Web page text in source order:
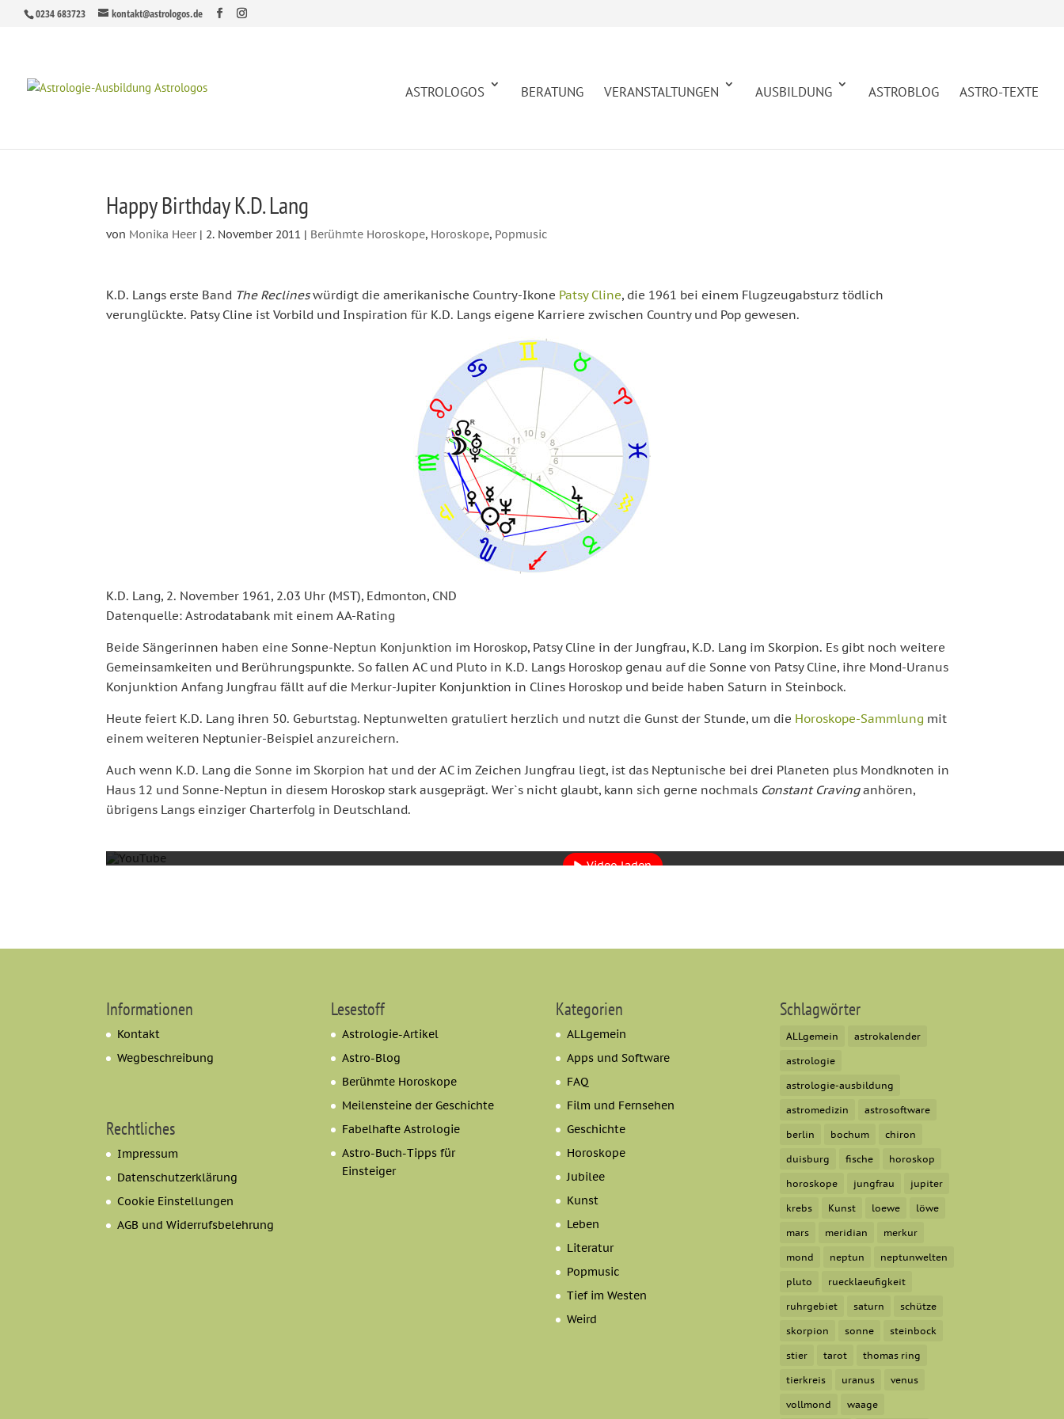
0234 683723 kontakt@astrologos.de
ASTROLOGOS BERATUNG VERANSTALTUNGEN AUSBILDUNG ASTROBLOG ASTRO-TEXTE
Happy Birthday K.D. Lang
von Monika Heer| 2. November 2011 | Berühmte Horoskope, Horoskope, Popmusic
K.D. Langs erste Band The Reclineswürdigt die amerikanische Country-Ikone Patsy Cline, die 1961 bei einem Flugzeugabsturz tödlich
verunglückte. Patsy Cline ist Vorbild und Inspiration für K.D. Langs eigene Karriere zwischen Country und Pop gewesen.
K.D. Lang, 2. November 1961, 2.03 Uhr (MST), Edmonton, CND
Datenquelle: Astrodatabank mit einem AA-Rating
Beide Sängerinnen haben eine Sonne-Neptun Konjunktion im Horoskop, Patsy Cline in der Jungfrau, K.D. Lang im Skorpion. Es gibt noch weitere
Gemeinsamkeiten und Berührungspunkte. So fallen AC und Pluto in K.D. Langs Horoskop genau auf die Sonne von Patsy Cline, ihre Mond-Uranus
Konjunktion Anfang Jungfrau fällt auf die Merkur-Jupiter Konjunktion in Clines Horoskop und beide haben Saturn in Steinbock.
Heute feiert K.D. Lang ihren 50. Geburtstag. Neptunwelten gratuliert herzlich und nutzt die Gunst der Stunde, um die Horoskope-Sammlung mit
einem weiteren Neptunier-Beispiel anzureichern.
Auch wenn K.D. Lang die Sonne im Skorpion hat und der AC im Zeichen Jungfrau liegt, ist das Neptunische bei drei Planeten plus Mondknoten in
Haus 12 und Sonne-Neptun in diesem Horoskop stark ausgeprägt. Wer`s nicht glaubt, kann sich gerne nochmals Constant Cravinganhören,
übrigens Langs einziger Charterfolg in Deutschland.
Video laden
Informationen
Kontakt
Wegbeschreibung
Rechtliches
Impressum
Datenschutzerklärung
Cookie Einstellungen
AGB und Widerrufsbelehrung
Lesestoff
Astrologie-Artikel
Astro-Blog
Berühmte Horoskope
Meilensteine der Geschichte
Fabelhafte Astrologie
Astro-Buch-Tipps für
Einsteiger
Kategorien
ALLgemein
Apps und Software
FAQ
Film und Fernsehen
Geschichte
Horoskope
Jubilee
Kunst
Leben
Literatur
Popmusic
Tief im Westen
Weird
Schlagwörter
ALLgemein astrokalender
astrologie
astrologie-ausbildung
astromedizin astrosoftware
berlin bochum chiron
duisburg fische horoskop
horoskope jungfrau jupiter
krebs Kunst loewe löwe
mars meridian merkur
mond neptun neptunwelten
pluto ruecklaeufigkeit
ruhrgebiet saturn schütze
skorpion sonne steinbock
stier tarot thomas ring
tierkreis uranus venus
vollmond waage